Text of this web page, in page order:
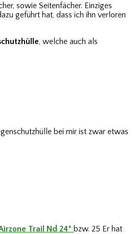
sowie Seitenfächer. Einziges
geführt hat, dass ich ihn verloren
, welche auch als
bei mir ist zwar etwas
Trail Nd 24* bzw. 25 Er hat